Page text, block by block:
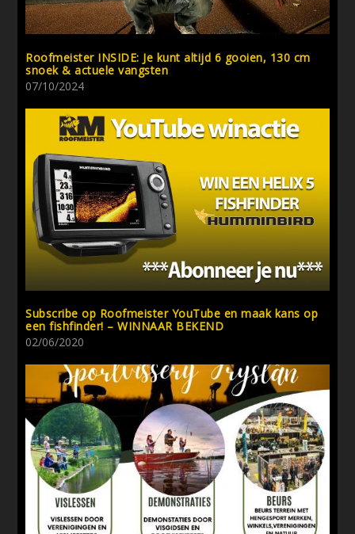
Roofmeister INSIDE: Je kunt altijd 6 gooien, 130 cm
snoek & actuele vangsten
07/10/2024
Subscribe op Roofmeister YouTube en maak kans op
een fishfinder! – WINNAAR BEKEND
02/06/2020